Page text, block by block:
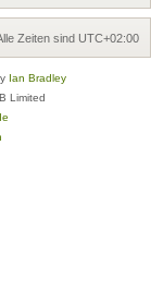
Zeiten sind UTC+02:00
Ian Bradley
Limited